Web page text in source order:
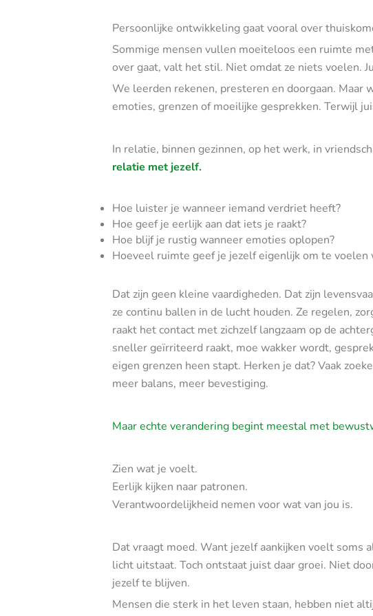
Persoonlijke ontwikkeling gaat vooral over
Sommige mensen vullen moeiteloos een ruimte
over gaat, valt het stil. Niet omdat ze niets voelen.
We leerden rekenen, presteren en doorgaan. Maar
emoties, grenzen of moeilijke gesprekken. Terwijl
In relatie, binnen gezinnen, op het werk, in
relatie met jezelf.
Hoe luister je wanneer iemand verdriet heeft?
Hoe geef je eerlijk aan dat iets je raakt?
Hoe blijf je rustig wanneer emoties oplopen?
Hoeveel ruimte geef je jezelf eigenlijk om te voelen
Dat zijn geen kleine vaardigheden. Dat zijn
ze continu ballen in de lucht houden. Ze regelen,
raakt het contact met zichzelf langzaam op de
sneller geïrriteerd raakt, moe wakker wordt,
eigen grenzen heen stapt. Herken je dat? Vaak
meer balans, meer bevestiging.
Maar echte verandering begint meestal met
Zien wat je voelt.
Eerlijk kijken naar patronen.
Verantwoordelijkheid nemen voor wat van jou is.
Dat vraagt moed. Want jezelf aankijken voelt soms
licht uitstaat. Toch ontstaat juist daar groei. Niet
jezelf te blijven.
Mensen die sterk in het leven staan, hebben niet